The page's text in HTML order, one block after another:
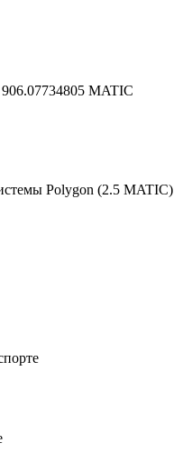
MATIC
Polygon (2.5 MATIC)